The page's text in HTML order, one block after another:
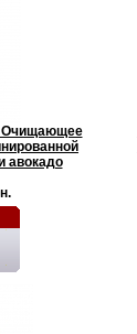
Очищающее
авокадо